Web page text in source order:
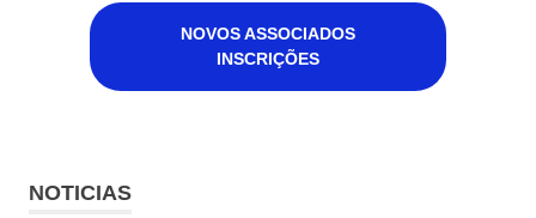
NOVOS ASSOCIADOS
INSCRIÇÕES
NOTICIAS